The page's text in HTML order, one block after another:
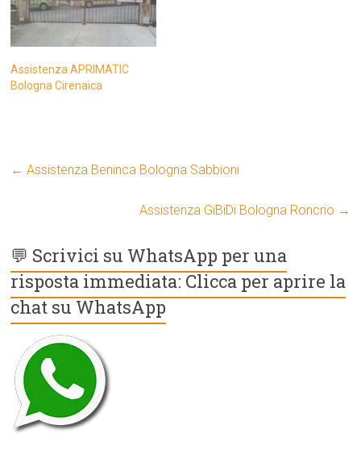
Assistenza APRIMATIC
Bologna Cirenaica
← Assistenza Beninca Bologna Sabbioni
Assistenza GiBiDi Bologna Roncrio →
💬 Scrivici su WhatsApp per una
risposta immediata: Clicca per aprire la
chat su WhatsApp